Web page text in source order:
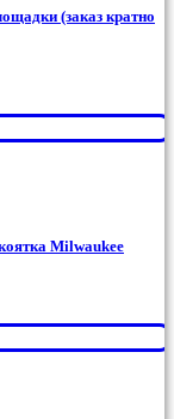
(заказ кратно
Milwaukee